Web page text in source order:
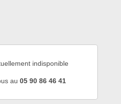
indisponible
au 05 90 86 46 41